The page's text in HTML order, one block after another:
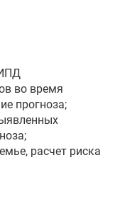
во время
прогноза;
расчет риска